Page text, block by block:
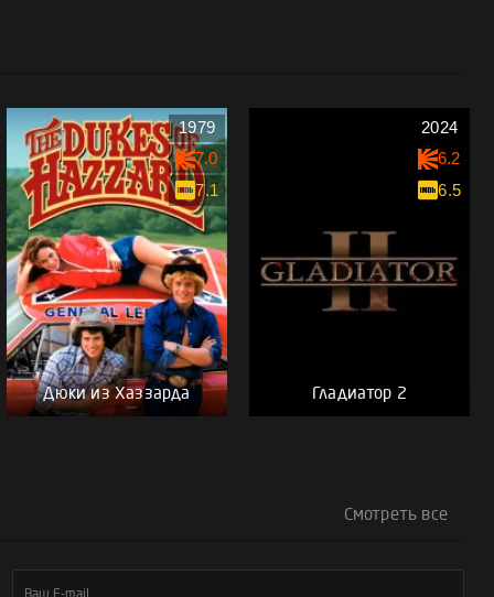
Дюки из Хаззарда
1979
7.0
7.1
Гладиатор 2
2024
6.2
6.5
Смотреть все